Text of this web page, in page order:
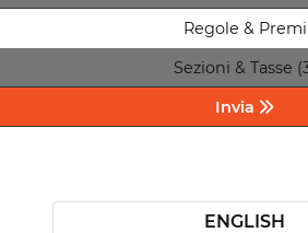
Regole & Premi
Sezioni & Tasse
Invia
ENGLISH